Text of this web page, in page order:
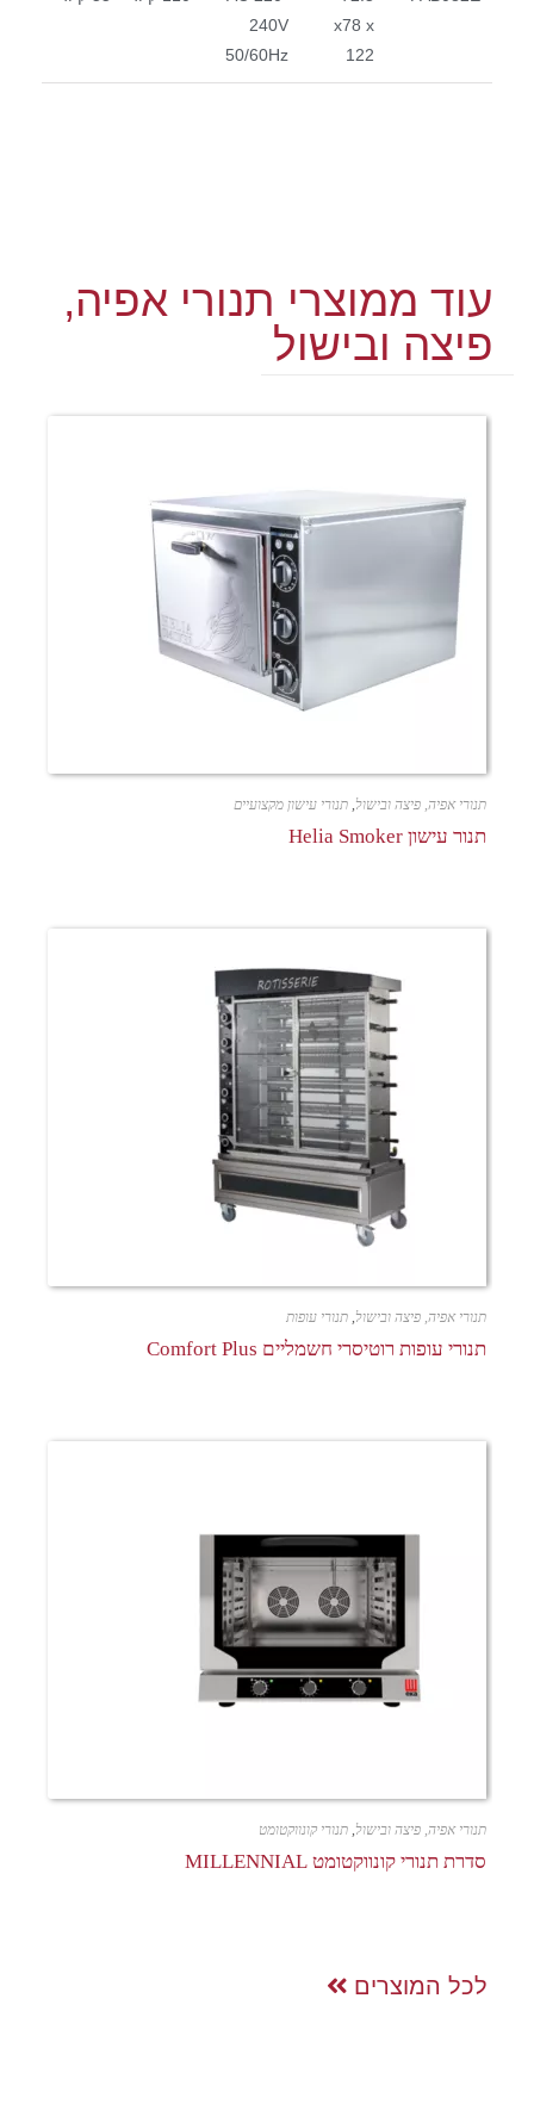
x78 x
122
240V
50/60Hz
עוד ממוצרי תנורי אפיה,
פיצה ובישול
תנורי אפיה, פיצה ובישול, תנורי עישון מקצועיים
תנור עישון Helia Smoker
תנורי אפיה, פיצה ובישול, תנורי עופות
תנורי עופות רוטיסרי חשמליים Comfort Plus
תנורי אפיה, פיצה ובישול, תנורי קונווקטומט
סדרת תנורי קונווקטומט MILLENNIAL
לכל המוצרים